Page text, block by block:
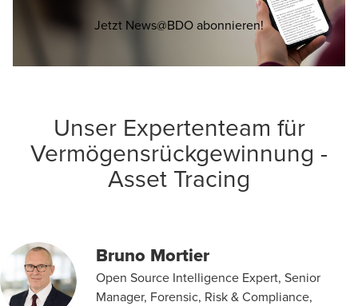
Jetzt News@BDO abonnieren!Opens in a new
Unser Expertenteam für
Vermögensrückgewinnung -
Asset Tracing
Bruno Mortier
Open Source Intelligence Expert, Senior
Manager, Forensic, Risk & Compliance,